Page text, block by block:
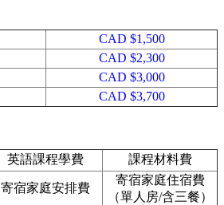
CAD $1,500
CAD $2,300
CAD $3,000
CAD $3,700
英語課程學費 課程材料費
寄宿家庭安排費
寄宿家庭住宿費
（單人房/含三餐）